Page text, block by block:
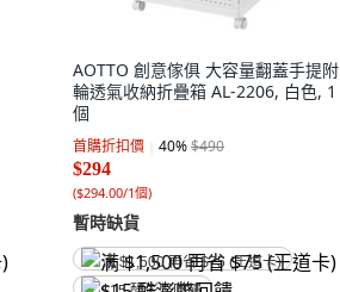
AOTTO 創意傢俱 大容量翻蓋手提附
輪透氣收納折疊箱 AL-2206, 白色, 1
個
首購折扣價 40%$490
$294
($294.00/1個)
暫時缺貨
满 $1,500 再省 $75 (王道卡)